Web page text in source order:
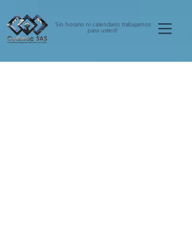
Sin horario ni calendario trabajamos
para usted!